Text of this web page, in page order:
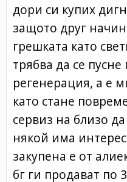
дори си купих
защото друг
грешката като
трябва да се
регенерация, а е
като стане
сервиз на близо
някой има
закупена е от
бг ги продават по